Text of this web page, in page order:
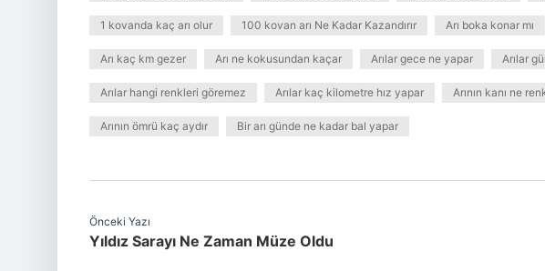
1 kovanda kaç arı olur 100 kovan arı Ne Kadar Kazandırır Arı boka konar mı
Arı kaç km gezer Arı ne kokusundan kaçar Arılar gece ne yapar Arılar
Arılar hangi renkleri göremez Arılar kaç kilometre hız yapar Arının kanı ne
Arının ömrü kaç aydır Bir arı günde ne kadar bal yapar
Önceki Yazı
Yıldız Sarayı Ne Zaman Müze Oldu